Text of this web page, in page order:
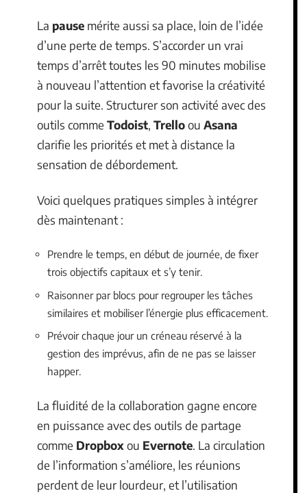
La pause mérite aussi sa place, loin de l’idée
d’une perte de temps. S’accorder un vrai
temps d’arrêt toutes les 90 minutes mobilise
à nouveau l’attention et favorise la créativité
pour la suite. Structurer son activité avec des
outils comme Todoist, Trelloou Asana
clarifie les priorités et met à distance la
sensation de débordement.
Voici quelques pratiques simples à intégrer
dès maintenant :
Prendre le temps, en début de journée, de fixer
trois objectifs capitaux et s’y tenir.
Raisonner par blocs pour regrouper les tâches
similaires et mobiliser l’énergie plus efficacement.
Prévoir chaque jour un créneau réservé à la
gestion des imprévus, afin de ne pas se laisser
happer.
La fluidité de la collaboration gagne encore
en puissance avec des outils de partage
comme Dropboxou Evernote. La circulation
de l’information s’améliore, les réunions
perdent de leur lourdeur, et l’utilisation